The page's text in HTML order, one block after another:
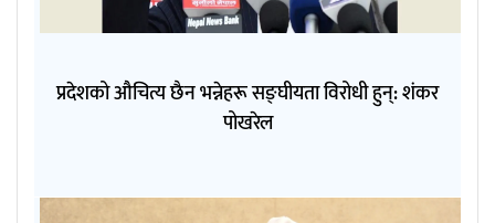
प्रदेशको औचित्य छैन भन्नेहरू सङ्घीयता विरोधी हुन्: शंकर
पोखरेल